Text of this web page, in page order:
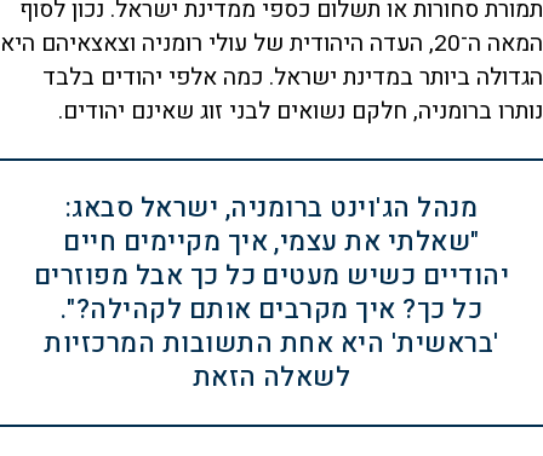
תמורת סחורות או תשלום כספי ממדינת ישראל. נכון לסוף
המאה ה־20, העדה היהודית של עולי רומניה וצאצאיהם היא
הגדולה ביותר במדינת ישראל. כמה אלפי יהודים בלבד
נותרו ברומניה, חלקם נשואים לבני זוג שאינם יהודים.
מנהל הג'וינט ברומניה, ישראל סבאג:
"שאלתי את עצמי, איך מקיימים חיים
יהודיים כשיש מעטים כל כך אבל מפוזרים
כל כך? איך מקרבים אותם לקהילה?".
'בראשית' היא אחת התשובות המרכזיות
לשאלה הזאת